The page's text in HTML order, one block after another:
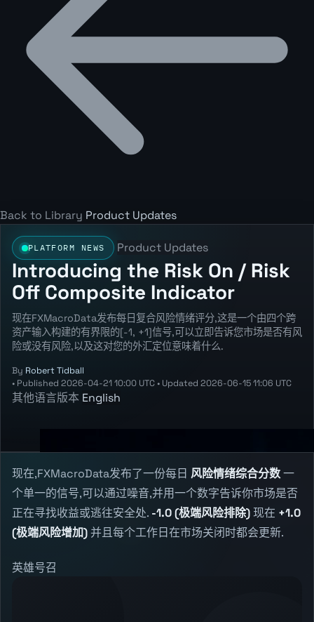
Back to Library Product Updates
PLATFORM NEWS Product Updates
Introducing the Risk On / Risk
Off Composite Indicator
现在FXMacroData发布每日复合风险情绪评分,这是一个由四个跨
资产输入构建的有界限的[-1, +1]信号,可以立即告诉您市场是否有风
险或没有风险,以及这对您的外汇定位意味着什么.
By Robert Tidball
• Published 2026-04-21 10:00 UTC • Updated 2026-06-15 11:06 UTC
其他语言版本 English
现在,FXMacroData发布了一份每日 风险情绪综合分数一
个单一的信号,可以通过噪音,并用一个数字告诉你市场是否
正在寻找收益或逃往安全处. -1.0 (极端风险排除)现在 +1.0
(极端风险增加)并且每个工作日在市场关闭时都会更新.
英雄号召